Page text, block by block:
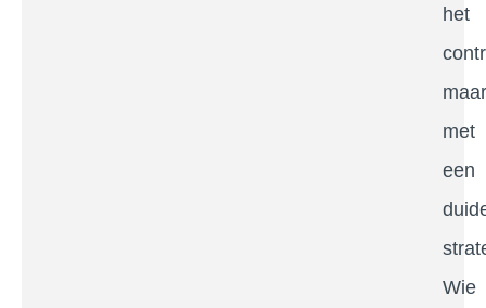
het
maar
met
een
Wie